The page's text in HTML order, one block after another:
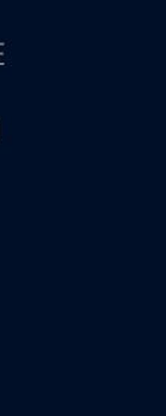
NÖ-West